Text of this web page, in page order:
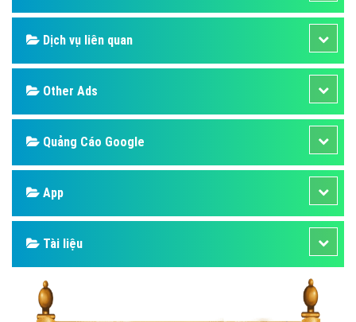
Dịch vụ liên quan
Other Ads
Quảng Cáo Google
App
Tài liệu